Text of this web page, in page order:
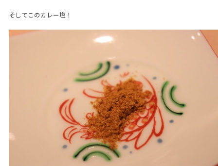
そしてこのカレー塩！